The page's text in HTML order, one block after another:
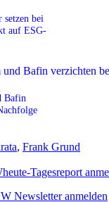
setzen bei
auf ESG-
Bafin
, Frank Grund